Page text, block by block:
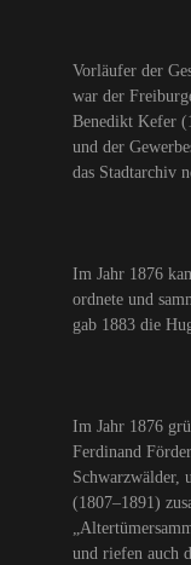
Vorläufer der
war der
Benedikt Kefer
und der
das Stadtarchiv
Im Jahr 1876
ordnete und
gab 1883 die
Im Jahr 1876
Ferdinand
Schwarzwälder,
(1807–1891)
und riefen auch